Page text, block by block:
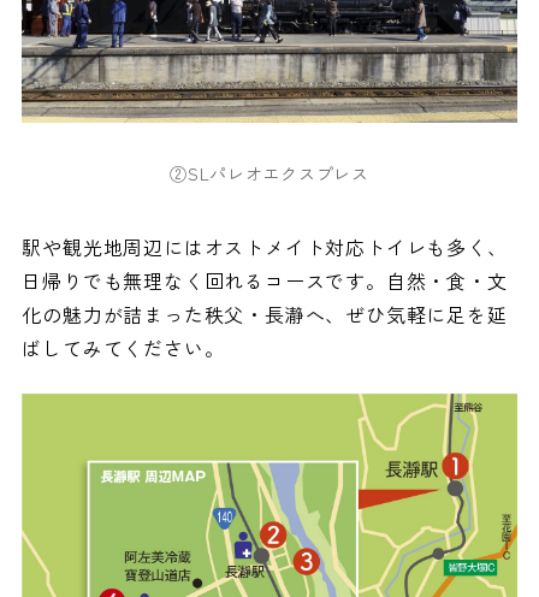
②SLパレオエクスプレス
駅や観光地周辺にはオストメイト対応トイレも多く、
日帰りでも無理なく回れるコースです。自然・食・文
化の魅力が詰まった秩父・長瀞へ、ぜひ気軽に足を延
ばしてみてください。